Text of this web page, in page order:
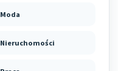
Moda
Nieruchomości